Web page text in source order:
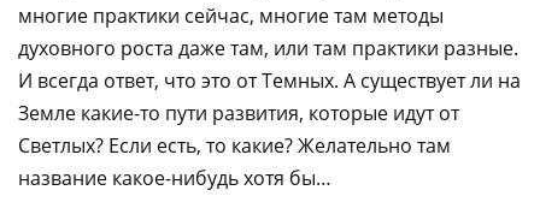
многие практики сейчас, многие там методы
духовного роста даже там, или там практики разные.
И всегда ответ, что это от Темных. А существует ли на
Земле какие-то пути развития, которые идут от
Светлых? Если есть, то какие? Желательно там
название какое-нибудь хотя бы…